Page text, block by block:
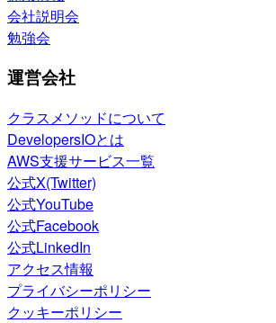
会社説明会
勉強会
運営会社
クラスメソッドについて
DevelopersIOとは
AWS支援サービス一覧
公式X(Twitter)
公式YouTube
公式Facebook
公式LinkedIn
アクセス情報
プライバシーポリシー
クッキーポリシー